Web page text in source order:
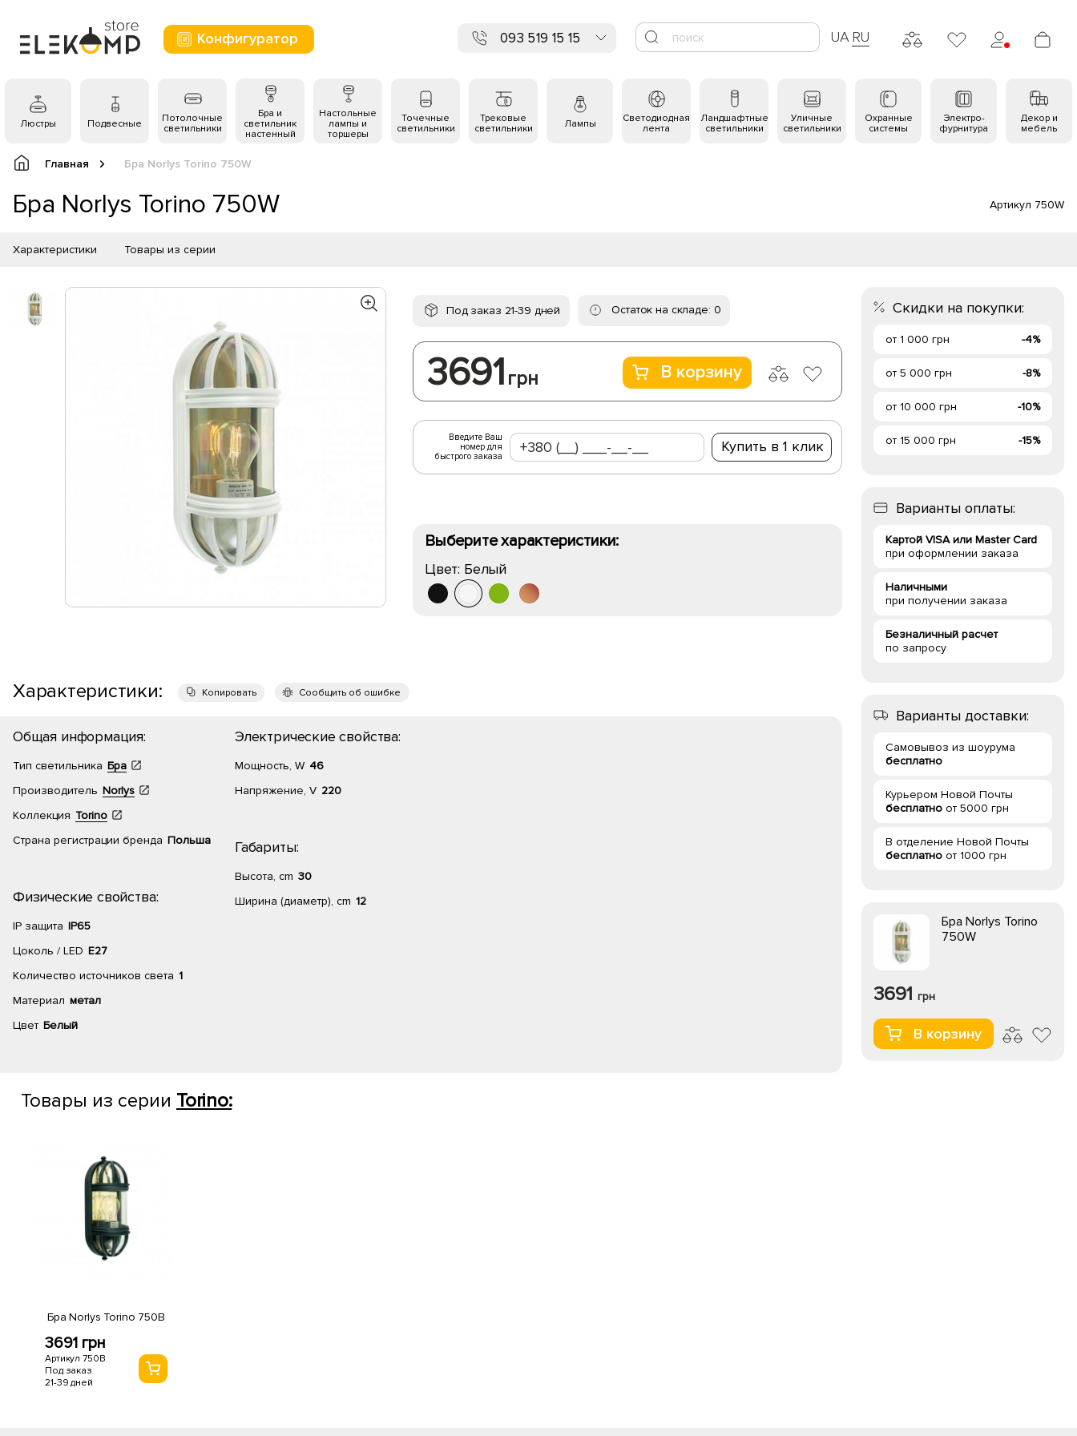
Конфигуратор 093 519 15 15 UA RU
Люстры Подвесные
Потолочные
светильники
Бра и
светильник
настенный
Настольные
лампы и
торшеры
Точечные
светильники
Трековые
светильники
Лампы
Светодиодная
лента
Ландшафтные
светильники
Уличные
светильники
Охранные
системы
Электро-
фурнитура
Декор и
мебель
Главная Бра Norlys Torino 750W
Бра Norlys Torino 750W Артикул 750W
Характеристики Товары из серии
Под заказ 21-39 дней Остаток на складе: 0
3691 грн В корзину
Введите Ваш
номер для
быстрого заказа
Купить в 1 клик
Выберите характеристики:
Цвет: Белый
Характеристики: Копировать Сообщить об ошибке
Общая информация:
Тип светильника Бра
Производитель Norlys
Коллекция Torino
Страна регистрации бренда Польша
Физические свойства:
IP защита IP65
Цоколь / LED E27
Количество источников света 1
Материал метал
Цвет Белый
Электрические свойства:
Мощность, W 46
Напряжение, V 220
Габариты:
Высота, cm 30
Ширина (диаметр), cm 12
Товары из серии Torino:
Бра Norlys Torino 750B
3691 грн
Артикул 750B
Под заказ
21-39 дней
Скидки на покупки:
от 1 000 грн -4%
от 5 000 грн -8%
от 10 000 грн -10%
от 15 000 грн -15%
Варианты оплаты:
Картой VISA или Master Card
при оформлении заказа
Наличными
при получении заказа
Безналичный расчет
по запросу
Варианты доставки:
Самовывоз из шоурума
бесплатно
Курьером Новой Почты
бесплатно от 5000 грн
В отделение Новой Почты
бесплатно от 1000 грн
Бра Norlys Torino
750W
3691 грн
В корзину